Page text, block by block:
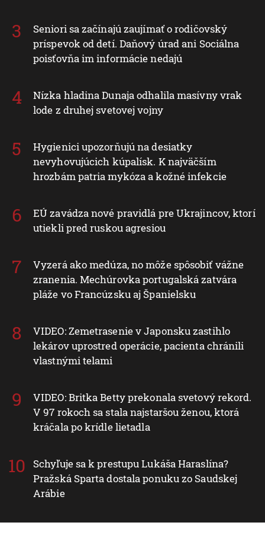
Seniori sa začínajú zaujímať o rodičovský
príspevok od detí. Daňový úrad ani Sociálna
poisťovňa im informácie nedajú
Nízka hladina Dunaja odhalila masívny vrak
lode z druhej svetovej vojny
Hygienici upozorňujú na desiatky
nevyhovujúcich kúpalísk. K najväčším
hrozbám patria mykóza a kožné infekcie
EÚ zavádza nové pravidlá pre Ukrajincov, ktorí
utiekli pred ruskou agresiou
Vyzerá ako medúza, no môže spôsobiť vážne
zranenia. Mechúrovka portugalská zatvára
pláže vo Francúzsku aj Španielsku
VIDEO: Zemetrasenie v Japonsku zastihlo
lekárov uprostred operácie, pacienta chránili
vlastnými telami
VIDEO: Britka Betty prekonala svetový rekord.
V 97 rokoch sa stala najstaršou ženou, ktorá
kráčala po krídle lietadla
Schyľuje sa k prestupu Lukáša Haraslína?
Pražská Sparta dostala ponuku zo Saudskej
Arábie